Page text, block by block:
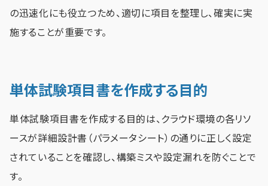
の迅速化にも役立つため、適切に項目を整理し、確実に実
施することが重要です。
単体試験項目書を作成する目的
単体試験項目書を作成する目的は、クラウド環境の各リソ
ースが詳細設計書（パラメータシート）の通りに正しく設定
されていることを確認し、構築ミスや設定漏れを防ぐことで
す。